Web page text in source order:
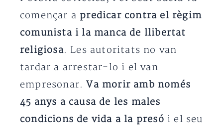
començar a predicar contra el règim
comunista i la manca de llibertat
religiosa. Les autoritats no van
tardar a arrestar-lo i el van
empresonar.Va morir amb només
45 anys a causa de les males
condicions de vida a la presó i el seu